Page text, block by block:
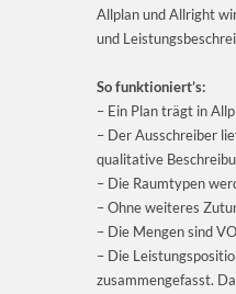
Allplan und Allright
und
So funktioniert’s:
– Ein Plan trägt in
– Der Ausschreiber
qualitative
– Die Raumtypen
– Ohne weiteres
– Die Mengen sind
– Die
zusammengefasst.